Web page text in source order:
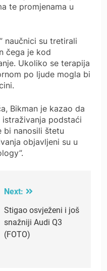
te promjenama u
naučnici su tretirali
čega je kod
Ukoliko se terapija
po ljude mogla bi
Bikman je kazao da
podstaći
bi nanosili štetu
objavljeni su u
Next:
Stigao osvježeni i još
snažniji Audi Q3
(FOTO)